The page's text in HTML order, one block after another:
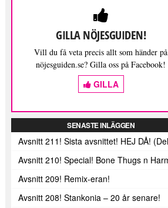
GILLA NÖJESGUIDEN!
Vill du få veta precis allt som händer på
nöjesguiden.se? Gilla oss på Facebook!
GILLA
SENASTE INLÄGGEN
Avsnitt 209! Remix-eran!
Avsnitt 208! Stankonia – 20 år senare!